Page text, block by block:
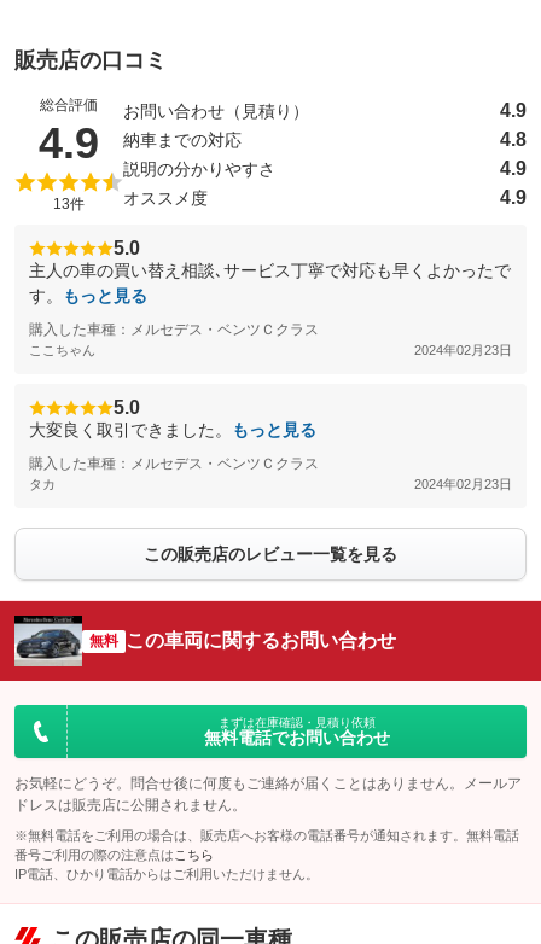
販売店の口コミ
総合評価
4.9 （5点満点中）
13件
お問い合わせ（見積り） 4.9
納車までの対応 4.8
説明の分かりやすさ 4.9
オススメ度 4.9
5.0
主人の車の買い替え相談､サービス丁寧で対応も早くよかったで
す。
もっと見る
購入した車種：メルセデス・ベンツＣクラス
ここちゃん 2024年02月23日
5.0
大変良く取引できました。 もっと見る
購入した車種：メルセデス・ベンツＣクラス
タカ 2024年02月23日
この販売店のレビュー一覧を見る
無料 この車両に関するお問い合わせ
まずは在庫確認・見積り依頼
無料電話でお問い合わせ
お気軽にどうぞ。問合せ後に何度もご連絡が届くことはありません。メールア
ドレスは販売店に公開されません。
※無料電話をご利用の場合は、販売店へお客様の電話番号が通知されます。無料電話
番号ご利用の際の注意点は こちら
IP電話、ひかり電話からはご利用いただけません。